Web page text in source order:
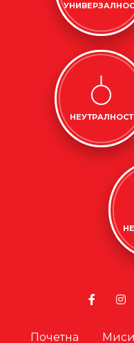
НЕУТРАЛНОСТ
Почетна